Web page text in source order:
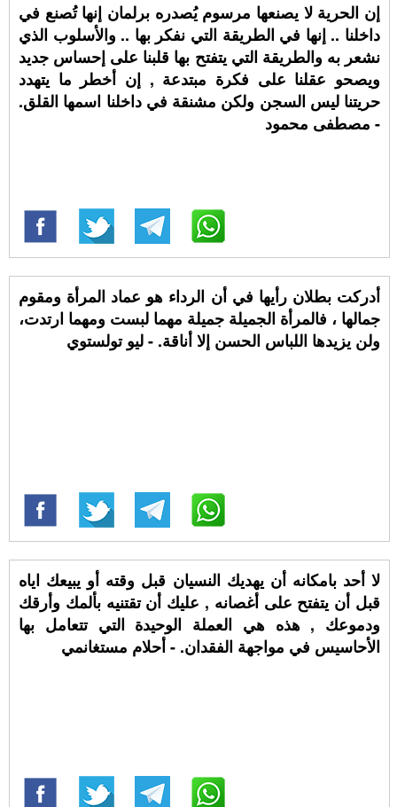
إن الحرية لا يصنعها مرسوم يُصدره برلمان إنها تُصنع في
داخلنا .. إنها في الطريقة التي نفكر بها .. والأسلوب الذي
نشعر به والطريقة التي يتفتح بها قلبنا على إحساس جديد
ويصحو عقلنا على فكرة مبتدعة , إن أخطر ما يتهدد
حريتنا ليس السجن ولكن مشنقة في داخلنا اسمها القلق.
- مصطفى محمود
أدركت بطلان رأيها في أن الرداء هو عماد المرأة ومقوم
جمالها ، فالمرأة الجميلة جميلة مهما لبست ومهما ارتدت،
ولن يزيدها اللباس الحسن إلا أناقة. - ليو تولستوي
لا أحد بامكانه أن يهديك النسيان قبل وقته أو يبيعك اياه
قبل أن يتفتح على أغصانه , عليك أن تقتنيه بألمك وأرقك
ودموعك , هذه هي العملة الوحيدة التي تتعامل بها
الأحاسيس في مواجهة الفقدان. - أحلام مستغانمي